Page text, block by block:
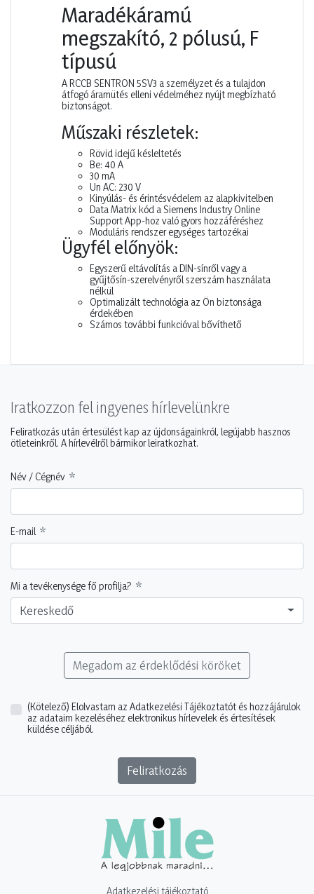
Maradékáramú
megszakító, 2 pólusú, F
típusú
A RCCB SENTRON 5SV3 a személyzet és a tulajdon
átfogó áramütés elleni védelméhez nyújt megbízható
biztonságot.
Műszaki részletek:
Rövid idejű késleltetés
Be: 40 A
30 mA
Un AC: 230 V
Kinyúlás- és érintésvédelem az alapkivitelben
Data Matrix kód a Siemens Industry Online
Support App-hoz való gyors hozzáféréshez
Moduláris rendszer egységes tartozékai
Ügyfél előnyök:
Egyszerű eltávolítás a DIN-sínről vagy a
gyűjtősín-szerelvényről szerszám használata
nélkül
Optimalizált technológia az Ön biztonsága
érdekében
Számos további funkcióval bővíthető
Iratkozzon fel ingyenes hírlevelünkre
Feliratkozás után értesülést kap az újdonságainkról, legújabb hasznos
ötleteinkről. A hírlevélről bármikor leiratkozhat.
Név / Cégnév
E-mail
Mi a tevékenysége fő profilja?
Kereskedő
Megadom az érdeklődési köröket
(Kötelező) Elolvastam az Adatkezelési Tájékoztatót és hozzájárulok
az adataim kezeléséhez elektronikus hírlevelek és értesítések
küldése céljából.
Feliratkozás
Adatkezelési tájékoztató